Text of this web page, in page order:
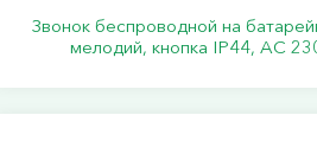
Звонок беспроводной на
мелодий, кнопка IP44, AC